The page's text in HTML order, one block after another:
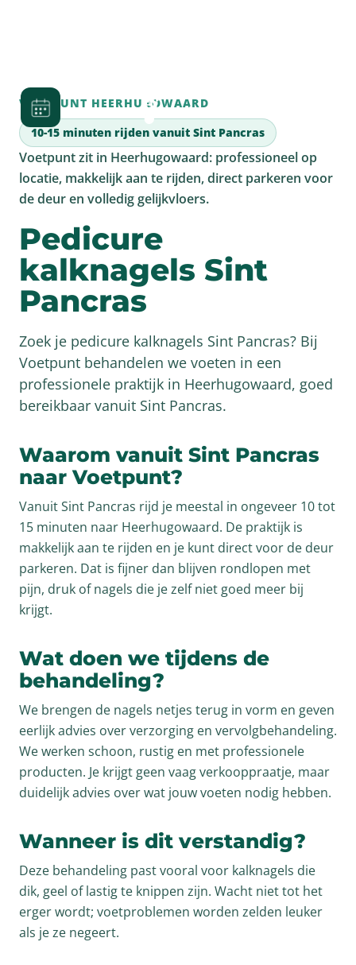
VOETPUNT HEERHUGOWAARD
10-15 minuten rijden vanuit Sint Pancras
Voetpunt zit in Heerhugowaard: professioneel op
locatie, makkelijk aan te rijden, direct parkeren voor
de deur en volledig gelijkvloers.
Pedicure
kalknagels Sint
Pancras
Zoek je pedicure kalknagels Sint Pancras? Bij
Voetpunt behandelen we voeten in een
professionele praktijk in Heerhugowaard, goed
bereikbaar vanuit Sint Pancras.
Waarom vanuit Sint Pancras
naar Voetpunt?
Vanuit Sint Pancras rijd je meestal in ongeveer 10 tot
15 minuten naar Heerhugowaard. De praktijk is
makkelijk aan te rijden en je kunt direct voor de deur
parkeren. Dat is fijner dan blijven rondlopen met
pijn, druk of nagels die je zelf niet goed meer bij
krijgt.
Wat doen we tijdens de
behandeling?
We brengen de nagels netjes terug in vorm en geven
eerlijk advies over verzorging en vervolgbehandeling.
We werken schoon, rustig en met professionele
producten. Je krijgt geen vaag verkooppraatje, maar
duidelijk advies over wat jouw voeten nodig hebben.
Wanneer is dit verstandig?
Deze behandeling past vooral voor kalknagels die
dik, geel of lastig te knippen zijn. Wacht niet tot het
erger wordt; voetproblemen worden zelden leuker
als je ze negeert.